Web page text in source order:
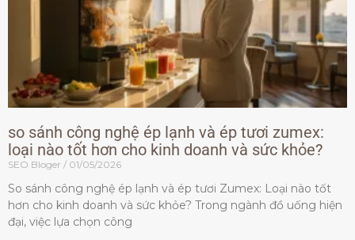
so sánh công nghệ ép lạnh và ép tươi zumex:
loại nào tốt hơn cho kinh doanh và sức khỏe?
SEO Bloger 01/05/2026
So sánh công nghệ ép lạnh và ép tươi Zumex: Loại nào tốt
hơn cho kinh doanh và sức khỏe? Trong ngành đồ uống hiện
đại, việc lựa chọn công